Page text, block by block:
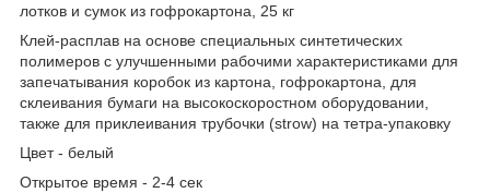
лотков и сумок из гофрокартона, 25 кг
Клей-расплав на основе специальных синтетических
полимеров с улучшенными рабочими характеристиками для
запечатывания коробок из картона, гофрокартона, для
склеивания бумаги на высокоскоростном оборудовании,
также для приклеивания трубочки (strow) на тетра-упаковку
Цвет - белый
Открытое время - 2-4 сек